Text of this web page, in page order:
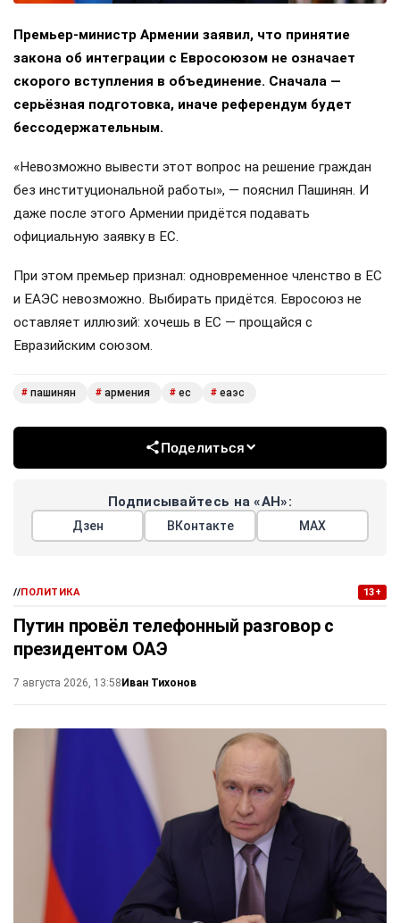
Премьер-министр Армении заявил, что принятие
закона об интеграции с Евросоюзом не означает
скорого вступления в объединение. Сначала —
серьёзная подготовка, иначе референдум будет
бессодержательным.
«Невозможно вывести этот вопрос на решение граждан
без институциональной работы», — пояснил Пашинян. И
даже после этого Армении придётся подавать
официальную заявку в ЕС.
При этом премьер признал: одновременное членство в ЕС
и ЕАЭС невозможно. Выбирать придётся. Евросоюз не
оставляет иллюзий: хочешь в ЕС — прощайся с
Евразийским союзом.
# пашинян # армения # ес # еаэс
Поделиться
Подписывайтесь на «АН»:
Дзен ВКонтакте МАХ
//ПОЛИТИКА 13+
Путин провёл телефонный разговор с
президентом ОАЭ
7 августа 2026, 13:58Иван Тихонов